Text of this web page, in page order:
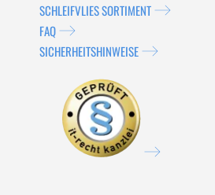
SCHLEIFVLIES SORTIMENT
FAQ
SICHERHEITSHINWEISE